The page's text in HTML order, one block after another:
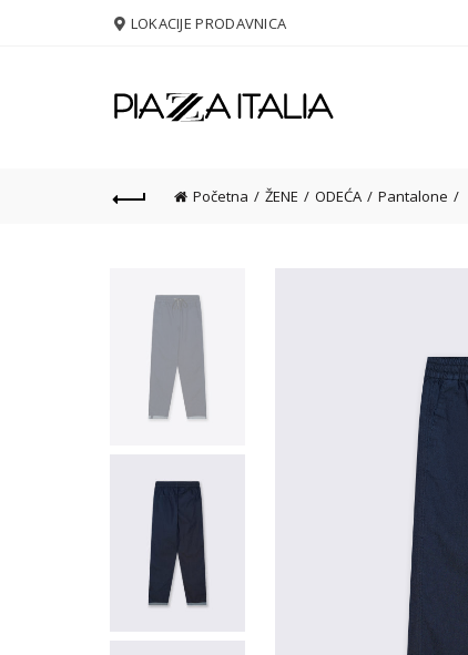
LOKACIJE PRODAVNICA
Početna ŽENE ODEĆA Pantalone